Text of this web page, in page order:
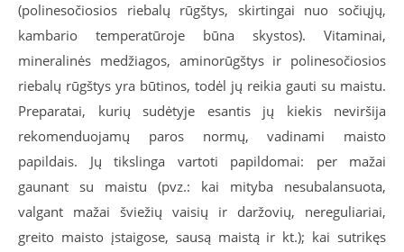
(polinesočiosios riebalų rūgštys, skirtingai nuo sočiųjų,
kambario temperatūroje būna skystos). Vitaminai,
mineralinės medžiagos, aminorūgštys ir polinesočiosios
riebalų rūgštys yra būtinos, todėl jų reikia gauti su maistu.
Preparatai, kurių sudėtyje esantis jų kiekis neviršija
rekomenduojamų paros normų, vadinami maisto
papildais. Jų tikslinga vartoti papildomai: per mažai
gaunant su maistu (pvz.: kai mityba nesubalansuota,
valgant mažai šviežių vaisių ir daržovių, nereguliariai,
greito maisto įstaigose, sausą maistą ir kt.); kai sutrikęs